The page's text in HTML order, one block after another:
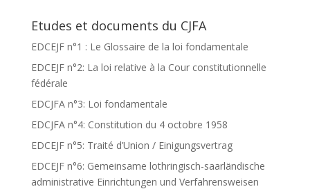
Etudes et documents du CJFA
EDCEJF n°1 : Le Glossaire de la loi fondamentale
EDCEJF n°2: La loi relative à la Cour constitutionnelle
fédérale
EDCJFA n°3: Loi fondamentale
EDCJFA n°4: Constitution du 4 octobre 1958
EDCEJF n°5: Traité d’Union / Einigungsvertrag
EDCEJF n°6: Gemeinsame lothringisch-saarländische
administrative Einrichtungen und Verfahrensweisen